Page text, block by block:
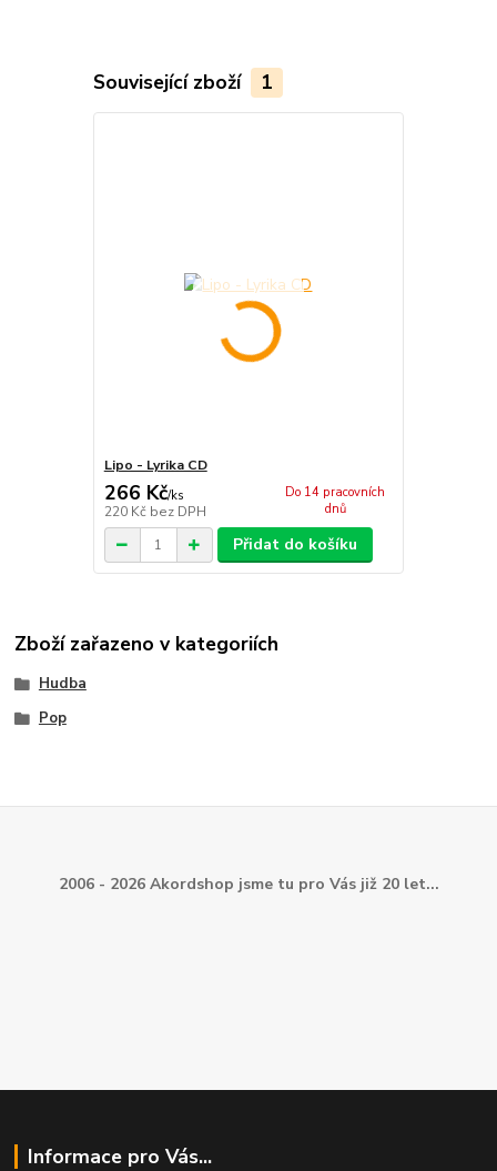
Související zboží 1
Lipo - Lyrika CD
266 Kč/ks
220 Kč bez DPH
Do 14 pracovních
dnů
Přidat do košíku
Zboží zařazeno v kategoriích
Hudba
Pop
2006 - 2026 Akordshop jsme tu pro Vás již 20 let...
Informace pro Vás...